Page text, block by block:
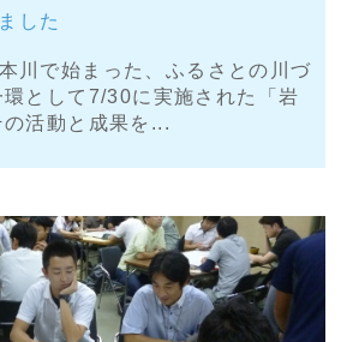
した
川で始まった、ふるさとの川づ
環として7/30に実施された「岩
活動と成果を...